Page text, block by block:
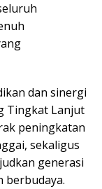
dan sinergi
Tingkat Lanjut
peningkatan
sekaligus
generasi
berbudaya.